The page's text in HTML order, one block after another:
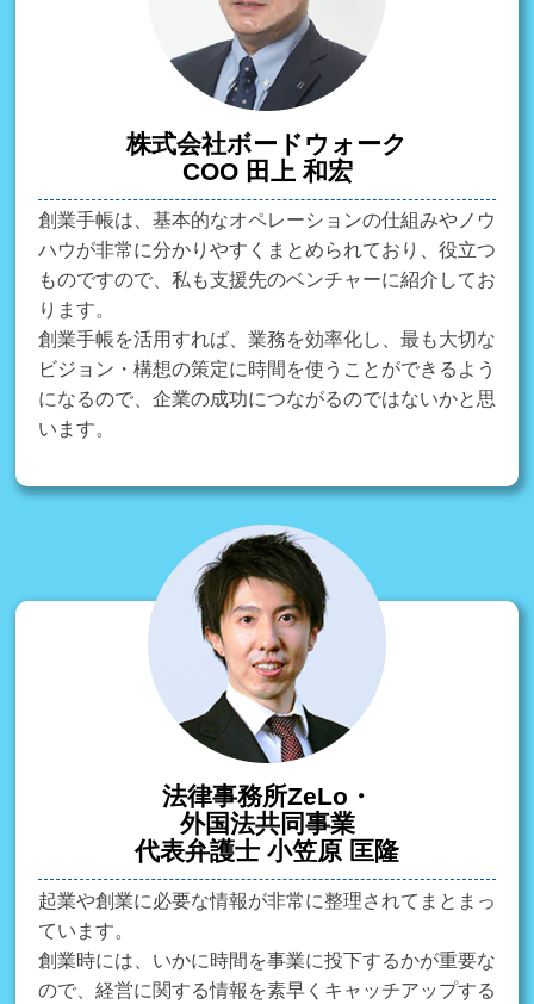
株式会社ボードウォーク
COO 田上 和宏
創業手帳は、基本的なオペレーションの仕組みやノウ
ハウが非常に分かりやすくまとめられており、役立つ
ものですので、私も支援先のベンチャーに紹介してお
ります。
創業手帳を活用すれば、業務を効率化し、最も大切な
ビジョン・構想の策定に時間を使うことができるよう
になるので、企業の成功につながるのではないかと思
います。
法律事務所ZeLo・
外国法共同事業
代表弁護士 小笠原 匡隆
起業や創業に必要な情報が非常に整理されてまとまっ
ています。
創業時には、いかに時間を事業に投下するかが重要な
ので、経営に関する情報を素早くキャッチアップする